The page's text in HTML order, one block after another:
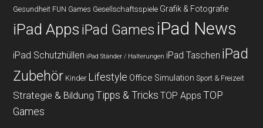
Gesundheit FUN Games Gesellschaftsspiele Grafik & Fotografie
iPad Apps iPad Games iPad News
iPad Schutzhüllen iPad Ständer / Halterungen iPad Taschen iPad
Zubehör Kinder Lifestyle Office Simulation Sport & Freizeit
Strategie & Bildung Tipps & Tricks TOP Apps TOP
Games